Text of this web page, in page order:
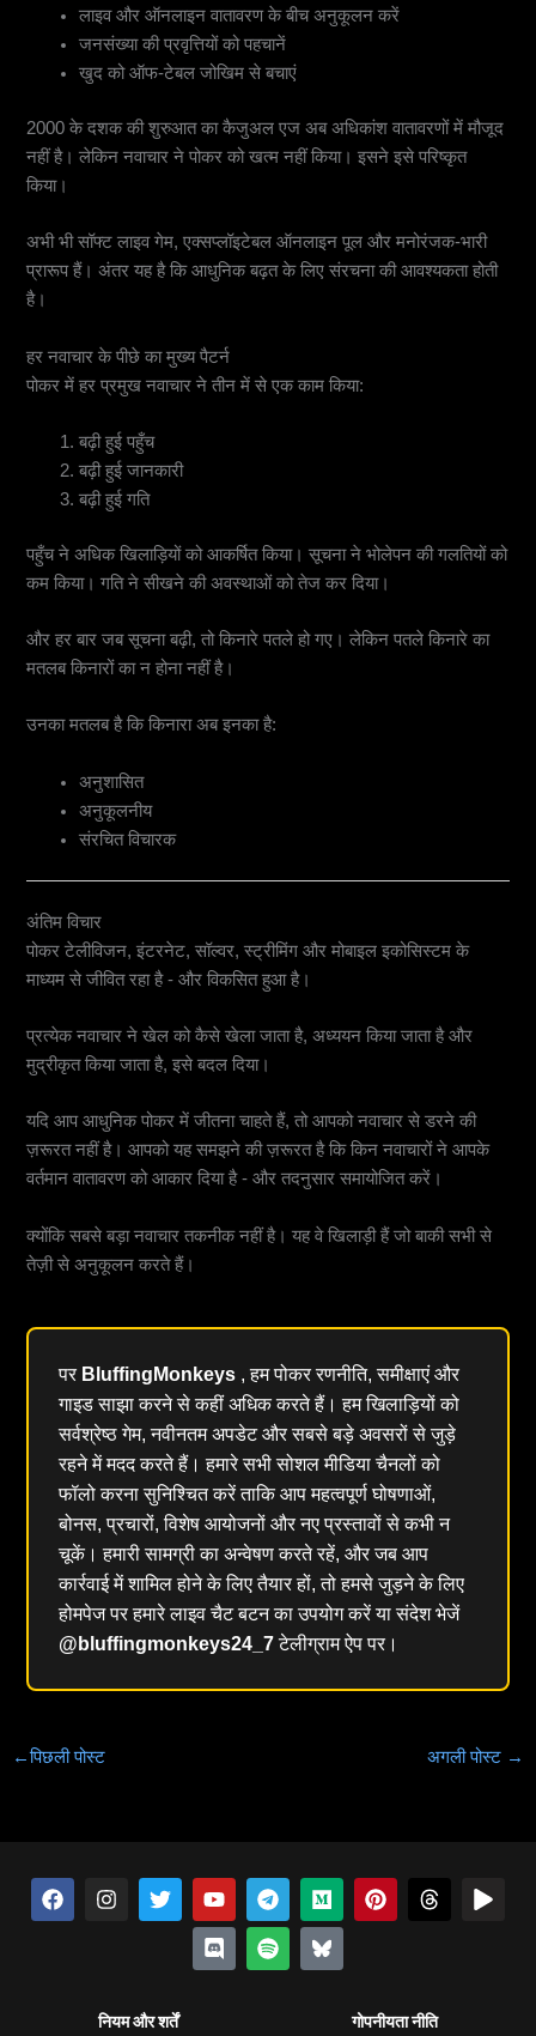
लाइव और ऑनलाइन वातावरण के बीच अनुकूलन करें
जनसंख्या की प्रवृत्तियों को पहचानें
खुद को ऑफ-टेबल जोखिम से बचाएं
2000 के दशक की शुरुआत का कैजुअल एज अब अधिकांश वातावरणों में मौजूद
नहीं है। लेकिन नवाचार ने पोकर को खत्म नहीं किया। इसने इसे परिष्कृत
किया।
अभी भी सॉफ्ट लाइव गेम, एक्सप्लॉइटेबल ऑनलाइन पूल और मनोरंजक-भारी
प्रारूप हैं। अंतर यह है कि आधुनिक बढ़त के लिए संरचना की आवश्यकता होती
है।
हर नवाचार के पीछे का मुख्य पैटर्न
पोकर में हर प्रमुख नवाचार ने तीन में से एक काम किया:
बढ़ी हुई पहुँच
बढ़ी हुई जानकारी
बढ़ी हुई गति
पहुँच ने अधिक खिलाड़ियों को आकर्षित किया। सूचना ने भोलेपन की गलतियों को
कम किया। गति ने सीखने की अवस्थाओं को तेज कर दिया।
और हर बार जब सूचना बढ़ी, तो किनारे पतले हो गए। लेकिन पतले किनारे का
मतलब किनारों का न होना नहीं है।
उनका मतलब है कि किनारा अब इनका है:
अनुशासित
अनुकूलनीय
संरचित विचारक
अंतिम विचार
पोकर टेलीविजन, इंटरनेट, सॉल्वर, स्ट्रीमिंग और मोबाइल इकोसिस्टम के
माध्यम से जीवित रहा है - और विकसित हुआ है।
प्रत्येक नवाचार ने खेल को कैसे खेला जाता है, अध्ययन किया जाता है और
मुद्रीकृत किया जाता है, इसे बदल दिया।
यदि आप आधुनिक पोकर में जीतना चाहते हैं, तो आपको नवाचार से डरने की
ज़रूरत नहीं है। आपको यह समझने की ज़रूरत है कि किन नवाचारों ने आपके
वर्तमान वातावरण को आकार दिया है - और तदनुसार समायोजित करें।
क्योंकि सबसे बड़ा नवाचार तकनीक नहीं है। यह वे खिलाड़ी हैं जो बाकी सभी से
तेज़ी से अनुकूलन करते हैं।
पर BluffingMonkeys , हम पोकर रणनीति, समीक्षाएं और
गाइड साझा करने से कहीं अधिक करते हैं। हम खिलाड़ियों को
सर्वश्रेष्ठ गेम, नवीनतम अपडेट और सबसे बड़े अवसरों से जुड़े
रहने में मदद करते हैं। हमारे सभी सोशल मीडिया चैनलों को
फॉलो करना सुनिश्चित करें ताकि आप महत्वपूर्ण घोषणाओं,
बोनस, प्रचारों, विशेष आयोजनों और नए प्रस्तावों से कभी न
चूकें। हमारी सामग्री का अन्वेषण करते रहें, और जब आप
कार्रवाई में शामिल होने के लिए तैयार हों, तो हमसे जुड़ने के लिए
होमपेज पर हमारे लाइव चैट बटन का उपयोग करें या संदेश भेजें
@bluffingmonkeys24_7टेलीग्राम ऐप पर।
←पिछली पोस्ट अगली पोस्ट →
फे
स
इं
स्टा
च
ह
यू
ट्यू
ब
टे
ली
ग्रा
म
म
ध्य
म
पिं
ट
धा
गे
खे
ल
झ
ग
ड़ा
स्पॉ
टि
फा
ई
ब्लू
स्का
ई
-
आ
नियम और शर्तें गोपनीयता नीति